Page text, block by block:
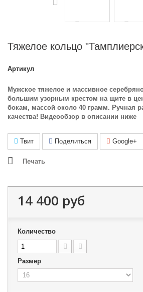
Тяжелое кольцо
Артикул
Мужское тяжелое и массивное
большим узорным крестом на щите в
бокам, массой около 40 грамм. Ручная
качества! Видеообзор в описании ниже
Твит Поделиться Google+
Печать
14 400 руб
Количество
Размер